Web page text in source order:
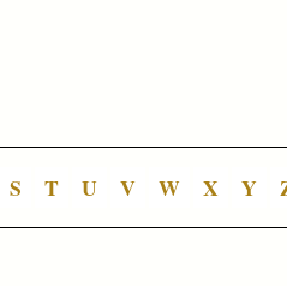
S T U V W X Y